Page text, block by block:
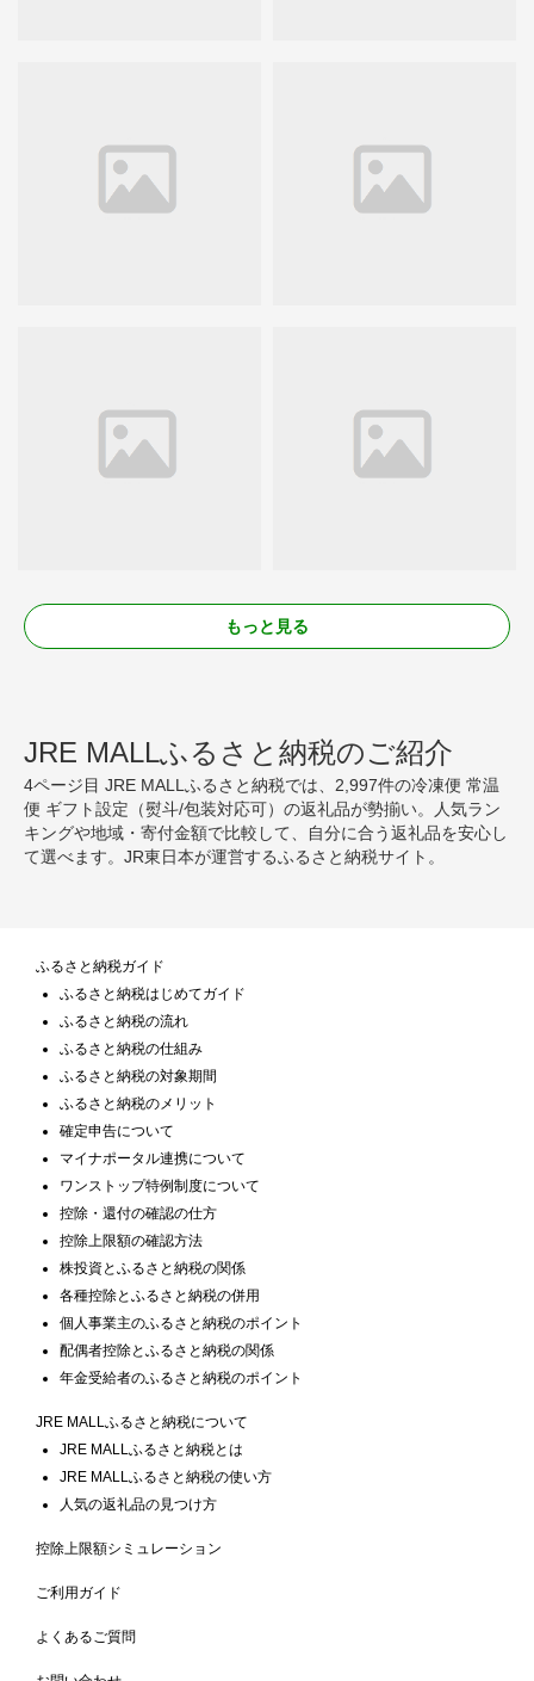
もっと見る
JRE MALLふるさと納税のご紹介
4ページ目 JRE MALLふるさと納税では、2,997件の冷凍便 常温
便 ギフト設定（熨斗/包装対応可）の返礼品が勢揃い。人気ラン
キングや地域・寄付金額で比較して、自分に合う返礼品を安心し
て選べます。JR東日本が運営するふるさと納税サイト。
ふるさと納税ガイド
ふるさと納税はじめてガイド
ふるさと納税の流れ
ふるさと納税の仕組み
ふるさと納税の対象期間
ふるさと納税のメリット
確定申告について
マイナポータル連携について
ワンストップ特例制度について
控除・還付の確認の仕方
控除上限額の確認方法
株投資とふるさと納税の関係
各種控除とふるさと納税の併用
個人事業主のふるさと納税のポイント
配偶者控除とふるさと納税の関係
年金受給者のふるさと納税のポイント
JRE MALLふるさと納税について
JRE MALLふるさと納税とは
JRE MALLふるさと納税の使い方
人気の返礼品の見つけ方
控除上限額シミュレーション
ご利用ガイド
よくあるご質問